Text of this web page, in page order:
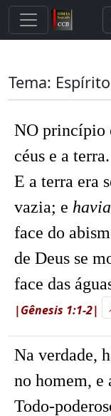
Tema: Espírito
NO princípio
céus e a terra.
E a terra era
vazia; e havia
face do
de Deus se
face das
|Gênesis 1:1-2|
Na verdade,
no homem, e
Todo-